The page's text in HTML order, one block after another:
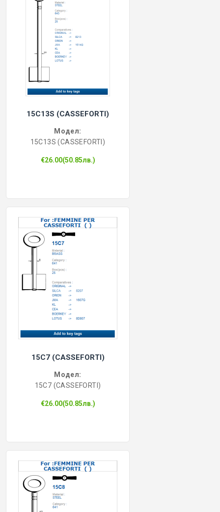
15C13S (CASSEFORTI)
Модел:
15C13S (CASSEFORTI)
€26.00(50.85лв.)
15C7 (CASSEFORTI)
Модел:
15C7 (CASSEFORTI)
€26.00(50.85лв.)